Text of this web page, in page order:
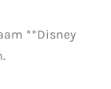
**Disney